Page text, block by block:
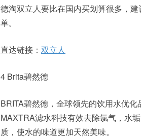
德淘双立人要比在国内买划算很多，
单。
直达链接： 双立人
4 Brita碧然德
BRITA碧然德，全球领先的饮用水优
MAXTRA滤水科技有效去除氯气，水
质，使水的味道更加天然美味。